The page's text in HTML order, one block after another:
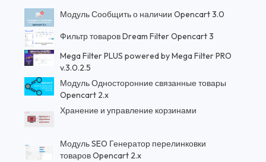
Модуль Сообщить о наличии Opencart 3.0
Фильтр товаров Dream Filter Opencart 3
Mega Filter PLUS powered by Mega Filter PRO
v.3.0.2.5
Модуль Односторонние связанные товары
Opencart 2.x
Хранение и управление корзинами
Модуль SEO Генератор перелинковки
товаров Opencart 2.x